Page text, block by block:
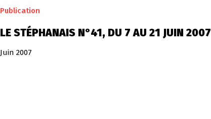
Publication
LE STÉPHANAIS N°41, DU 7 AU 21 JUIN 2007
Juin 2007